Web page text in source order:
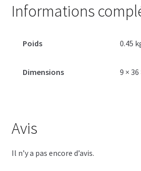
Informations
Poids 0.45
Dimensions 9 ×
Avis
Il n’y a pas encore d’avis.